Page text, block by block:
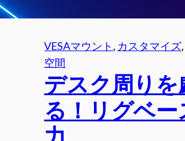
VESAマウント , カスタマイズ,
空間
デスク周り
る！リグベ